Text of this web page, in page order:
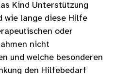
Kind Unterstützung
wie lange diese Hilfe
oder
nicht
und welche besonderen
den Hilfebedarf